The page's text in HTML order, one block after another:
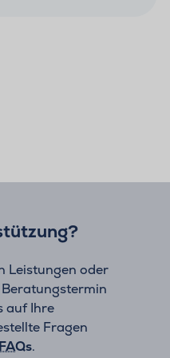
Leistungen oder
auf Ihre
Fragen
FAQs.